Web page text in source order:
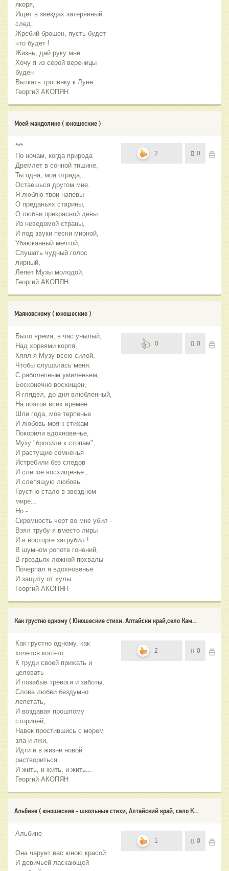
якоря,
Ищет в звездах затерянный
след.
Жребий брошен, пусть будет
что будет !
Жизнь, дай руку мне.
Хочу я из серой вереницы
буден
Выткать тропинку к Луне.
Георгий АКОПЯН
Моей мандолине ( юношеские )
***
По ночам, когда природа
Дремлет в сонной тишине,
Ты одна, моя отрада,
Остаешься другом мне.
Я люблю твои напевы
О преданьях старины,
О любви прекрасной девы
Из неведомой страны,
И под звуки песни мирной,
Убаюканный мечтой,
Слушать чудный голос
лирный,
Лепет Музы молодой.
Георгий АКОПЯН
2 0
Маяковскому ( юношеские )
Было время, в час унылый,
Над хореями корпя,
Клял я Музу всею силой,
Чтобы слушалась меня.
С раболепным умиленьем,
Бесконечно восхищен,
Я глядел, до дня влюбленный,
На поэтов всех времен.
Шли года, мое терпенье
И любовь моя к стихам
Покорили вдохновенье,
Музу "бросили к стопам",
И растущие сомненья
Истребили без следов
И слепое восхищенье ,
И слепящую любовь.
Грустно стало в звездном
мире...
Но -
Скромность черт во мне убил -
Взял трубу я вместо лиры
И в восторге затрубил !
В шумном ропоте гонений,
В гроздьях ложной похвалы
Почерпал я вдохновенье
И защиту от хулы.
Георгий АКОПЯН
0 0
Как грустно одному ( Юношеские стихи. Алтайски край,село Кам...
Как грустно одному, как
хочется кого-то
К груди своей прижать и
целовать
И позабыв тревоги и заботы,
Слова любви бездумно
лепетать,
И воздавая прошлому
сторицей,
Навек простившись с морем
зла и лжи,
Идти и в жизни новой
раствориться
И жить, и жить, и жить...
Георгий АКОПЯН
2 0
Альбине ( юношеские - школьные стихи, Алтайский край, село К...
Альбине
Она чарует вас юною красой
И девичьей ласкающей
1 0